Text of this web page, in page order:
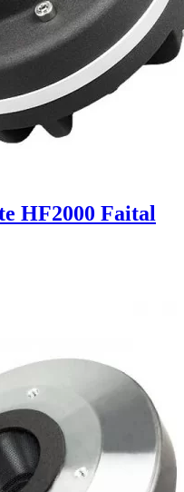
HF2000 Faital